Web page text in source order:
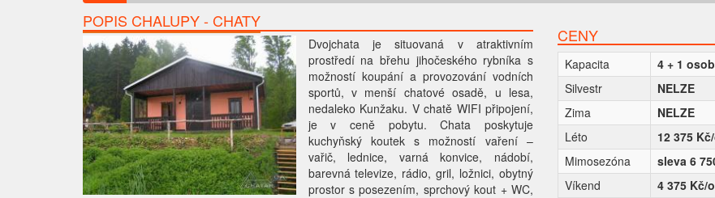
POPIS CHALUPY - CHATY
Dvojchata je situovaná v atraktivním
prostředí na břehu jihočeského rybníka s
možností koupání a provozování vodních
sportů, v menší chatové osadě, u lesa,
nedaleko Kunžaku. V chatě WIFI připojení,
je v ceně pobytu. Chata poskytuje
kuchyňský koutek s možností vaření –
vařič, lednice, varná konvice, nádobí,
barevná televize, rádio, gril, ložnici, obytný
prostor s posezením, sprchový kout + WC,
CENY
Kapacita
4 + 1
Silvestr
NELZE
Zima
NELZE
Léto
12 375
Mimosezóna
sleva 6
Víkend
4 375 Kč/